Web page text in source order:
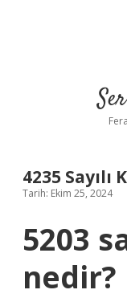
4235
Tarih: Ekim 25, 2024
5203
nedir?